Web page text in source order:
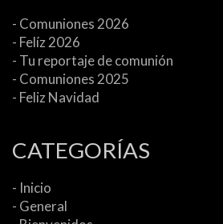
- Comuniones 2026
- Felíz 2026
- Tu reportaje de comunión
- Comuniones 2025
- Feliz Navidad
CATEGORÍAS
- Inicio
- General